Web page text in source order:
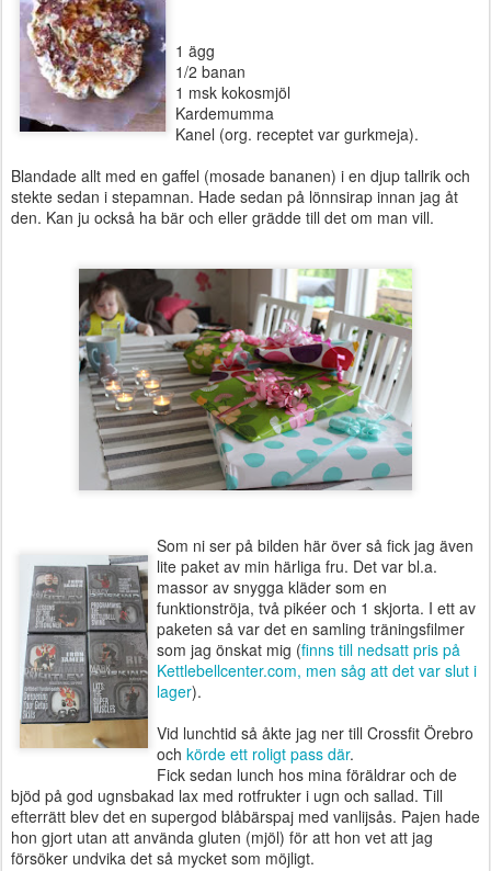
1 ägg
1/2 banan
1 msk kokosmjöl
Kardemumma
Kanel (org. receptet var gurkmeja).
Blandade allt med en gaffel (mosade bananen) i en djup tallrik och
stekte sedan i stepamnan. Hade sedan på lönnsirap innan jag åt
den. Kan ju också ha bär och eller grädde till det om man vill.
Som ni ser på bilden här över så fick jag även
lite paket av min härliga fru. Det var bl.a.
massor av snygga kläder som en
funktionströja, två pikéer och 1 skjorta. I ett av
paketen så var det en samling träningsfilmer
som jag önskat mig (finns till nedsatt pris på
Kettlebellcenter.com, men såg att det var slut i
lager).
Vid lunchtid så åkte jag ner till Crossfit Örebro
och körde ett roligt pass där.
Fick sedan lunch hos mina föräldrar och de
bjöd på god ugnsbakad lax med rotfrukter i ugn och sallad. Till
efterrätt blev det en supergod blåbärspaj med vanlijsås. Pajen hade
hon gjort utan att använda gluten (mjöl) för att hon vet att jag
försöker undvika det så mycket som möjligt.